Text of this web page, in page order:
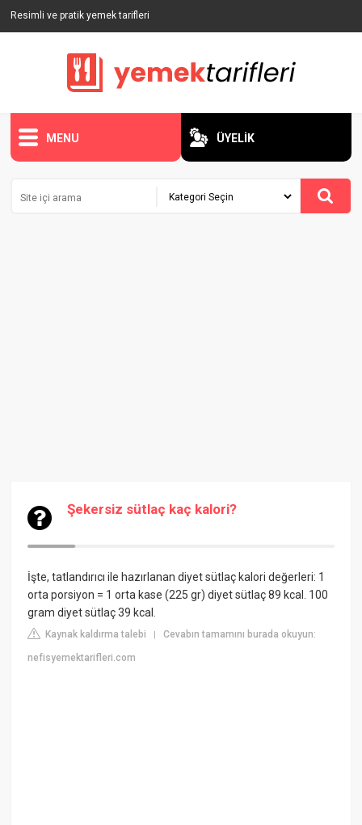
Resimli ve pratik yemek tarifleri
MENU ÜYELİK
Şekersiz sütlaç kaç kalori?
İşte, tatlandırıcı ile hazırlanan diyet sütlaç kalori değerleri: 1
orta porsiyon = 1 orta kase (225 gr) diyet sütlaç 89 kcal. 100
gram diyet sütlaç 39 kcal.
Kaynak kaldırma talebi |Cevabın tamamını burada okuyun:
nefisyemektarifleri.com